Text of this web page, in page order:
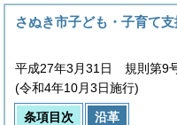
さぬき市子ども・子育て
平成27年3月31日 規則第9
(令和4年10月3日施行)
条項目次
沿革